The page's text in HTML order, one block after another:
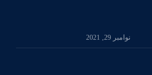
نوامبر 29, 2021